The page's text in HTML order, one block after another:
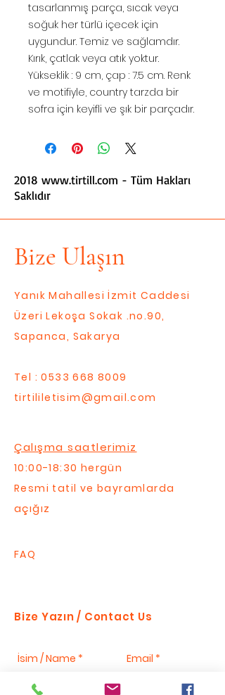
tasarlanmış parça, sıcak veya
soğuk her türlü içecek için
uygundur. Temiz ve sağlamdır.
Kırık, çatlak veya atık yoktur.
Yükseklik : 9 cm, çap : 7.5 cm. Renk
ve motifiyle, country tarzda bir
sofra için keyifli ve şık bir parçadır.
2018 www.tirtill.com - Tüm Hakları
Saklıdır
Bize Ulaşın
Yanık Mahallesi İzmit Caddesi
Üzeri Lekoşa Sokak .no.90,
Sapanca, Sakarya
Tel :0533 668 8009
tirtililetisim@gmail.com
Çalışma saatlerimiz
10:00-18:30 hergün
Resmi tatil ve bayramlarda
açığız
FAQ
Bize Yazın / Contact Us